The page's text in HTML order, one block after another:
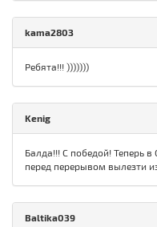
kаma280З
Ребята!!! )))))))
Kenig
Балда!!! С победой! Теперь
перед перерывом вылезти
Baltika039